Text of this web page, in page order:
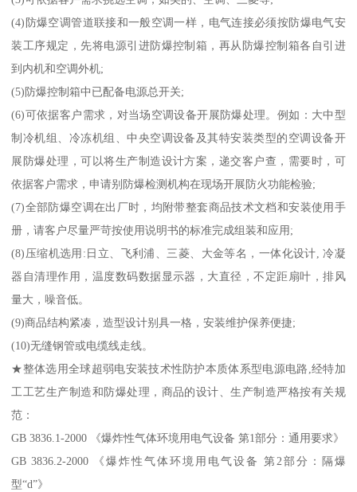
(4)防爆空调管道联接和一般空调一样，电气连接必须按防爆电气安
装工序规定，先将电源引进防爆控制箱，再从防爆控制箱各自引进
到内机和空调外机;
(5)防爆控制箱中已配备电源总开关;
(6)可依据客户需求，对当场空调设备开展防爆处理。例如：大中型
制冷机组、冷冻机组、中央空调设备及其特安装类型的空调设备开
展防爆处理，可以将生产制造设计方案，递交客户查，需要时，可
依据客户需求，申请别防爆检测机构在现场开展防火功能检验;
(7)全部防爆空调在出厂时，均附带整套商品技术文档和安装使用手
册，请客户尽量严苛按使用说明书的标准完成组装和应用;
(8)压缩机选用:日立、飞利浦、三菱、大金等名，一体化设计, 冷凝
器自清理作用，温度数码数据显示器，大直径，不定距扇叶，排风
量大，噪音低。
(9)商品结构紧凑，造型设计别具一格，安装维护保养便捷;
(10)无缝钢管或电缆线走线。
★整体选用全球超弱电安装技术性防护本质体系型电源电路,经特加
工工艺生产制造和防爆处理，商品的设计、生产制造严格按有关规
范：
GB 3836.1-2000 《爆炸性气体环境用电气设备 第1部分：通用要求》
GB 3836.2-2000 《爆炸性气体环境用电气设备 第2部分：隔爆
型“d”》